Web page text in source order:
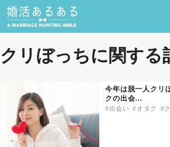
健康
恋愛の悩み
出会い
クリぼっちに関する
今年は脱一人クリ
クの出会…
出会い オタク